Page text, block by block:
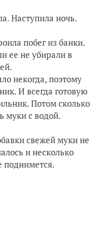
Наступила ночь.
побег из банки.
ее не убирали в
некогда, поэтому
И всегда готовую
Потом сколько
муки с водой.
свежей муки не
и несколько
поднимется.